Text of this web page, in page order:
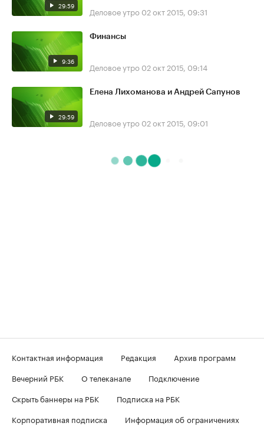
29:59 Деловое утро 02 окт 2015, 09:31
9:36
Финансы
Деловое утро 02 окт 2015, 09:14
29:59
Елена Лихоманова и Андрей Сапунов
Деловое утро 02 окт 2015, 09:01
Контактная информация Редакция
Архив программ
Вечерний РБК
О телеканале
Подключение
Скрыть баннеры на РБК
Подписка на РБК
Корпоративная подписка
Информация об ограничениях